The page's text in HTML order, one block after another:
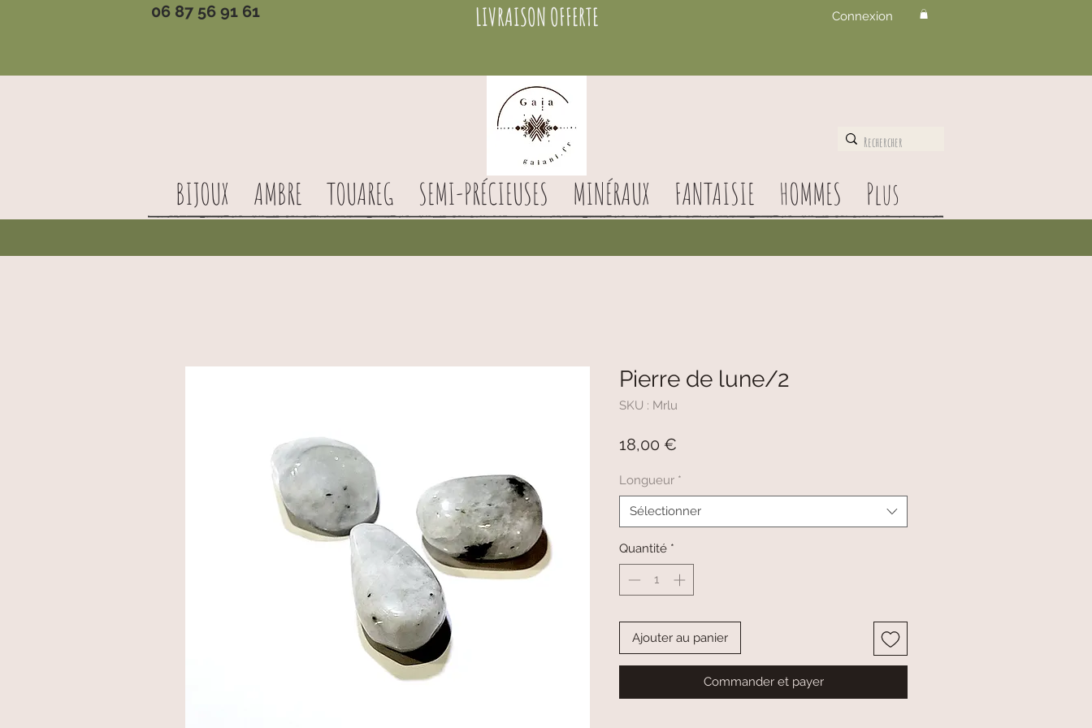
06 87 56 91 61 LIVRAISON OFFERTE Connexion
BIJOUX AMBRE TOUAREG SEMI-PRÉCIEUSES MINÉRAUX FANTAISIE HOMMES Plus
Pierre de lune/2
SKU : Mrlu
18,00 €
Longueur *
Sélectionner
Quantité *
Ajouter au panier
Commander et payer